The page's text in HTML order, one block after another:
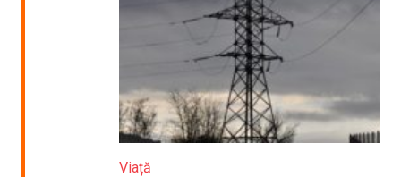
Viață